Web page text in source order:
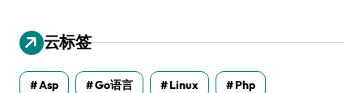
云标签
Asp Go语言 Linux Php